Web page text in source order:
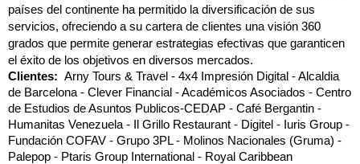
países del continente ha permitido la diversificación de sus
servicios, ofreciendo a su cartera de clientes una visión 360
grados que permite generar estrategias efectivas que garanticen
el éxito de los objetivos en diversos mercados.
Clientes: Arny Tours & Travel 4x4 Impresión Digital
Alcaldia
de Barcelona
Clever Financial Académicos Asociados
Centro
de Estudios de Asuntos Publicos-CEDAP
Café Bergantin
Humanitas Venezuela
Il Grillo Restaurant Digitel
Iuris Group
Fundación COFAV
Grupo 3PL
Molinos Nacionales (Gruma)
Palepop
Ptaris Group International
Royal Caribbean